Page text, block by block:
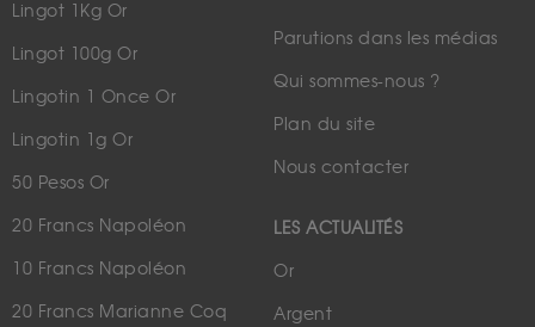
Lingot 1Kg Or
Lingot 100g Or
Lingotin 1 Once Or
Lingotin 1g Or
50 Pesos Or
20 Francs Napoléon
10 Francs Napoléon
20 Francs Marianne Coq
Parutions dans les médias
Qui sommes-nous ?
Plan du site
Nous contacter
LES ACTUALITÉS
Or
Argent